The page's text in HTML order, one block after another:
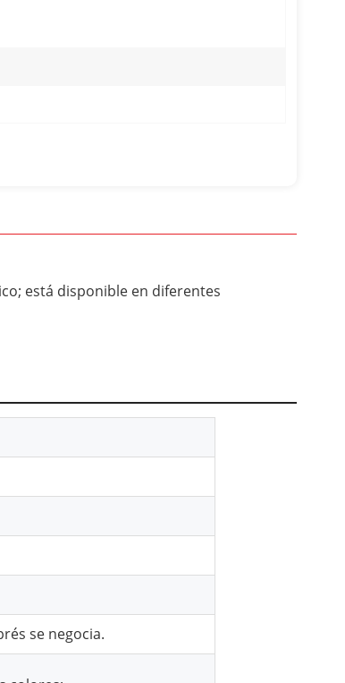
está disponible en diferentes
se negocia.